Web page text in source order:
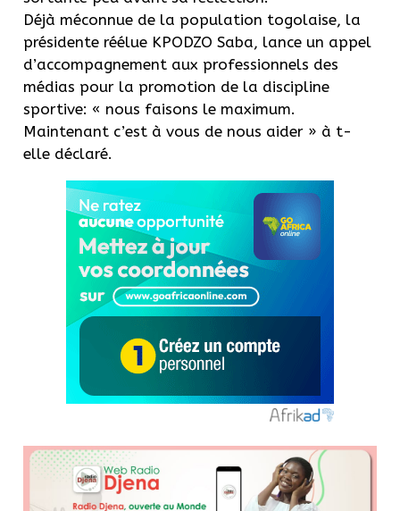
Déjà méconnue de la population togolaise, la
présidente réélue KPODZO Saba, lance un appel
d’accompagnement aux professionnels des
médias pour la promotion de la discipline
sportive: « nous faisons le maximum.
Maintenant c’est à vous de nous aider » à t-
elle déclaré.